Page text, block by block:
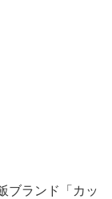
ブランド「カッ